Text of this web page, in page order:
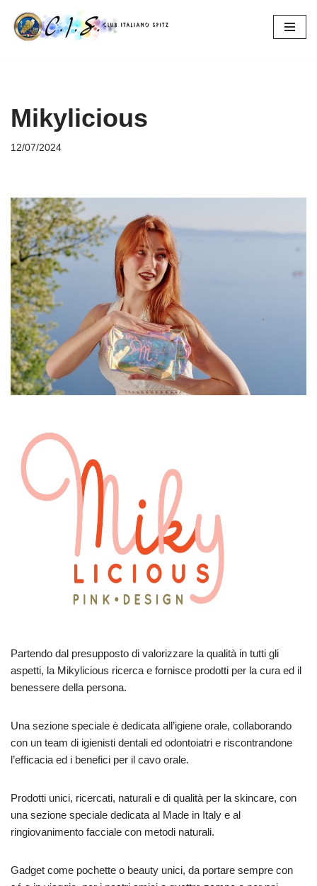
Vai
Mikylicious
12/07/2024
Partendo dal presupposto di valorizzare la qualità in tutti gli
aspetti, la Mikylicious ricerca e fornisce prodotti per la cura ed il
benessere della persona.
Una sezione speciale è dedicata all’igiene orale, collaborando
con un team di igienisti dentali ed odontoiatri e riscontrandone
l’efficacia ed i benefici per il cavo orale.
Prodotti unici, ricercati, naturali e di qualità per la skincare, con
una sezione speciale dedicata al Made in Italy e al
ringiovanimento facciale con metodi naturali.
Gadget come pochette o beauty unici, da portare sempre con